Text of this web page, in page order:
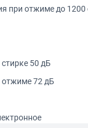
при отжиме до
50 дБ
72 дБ